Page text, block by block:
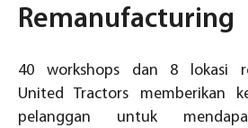
Remanufacturing
40 workshops dan 8 lokasi
United Tractors memberikan
pelanggan untuk